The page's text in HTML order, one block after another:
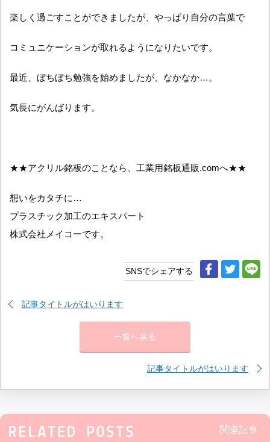
楽しく過ごすことができましたが、やっぱり自分の言葉で
コミュニケーションが取れるようになりたいです。
最近、ぼちぼち勉強を始めましたが、なかなか…。
気長にがんばります。
★★アクリル銘板のことなら、工業用銘板通販.comへ★★
想いをカタチに…
プラスチック加工のエキスパート
株式会社メイコーです。
SNSでシェアする
記事タイトルがはいります
一覧へ戻る
記事タイトルがはいります
関連記事